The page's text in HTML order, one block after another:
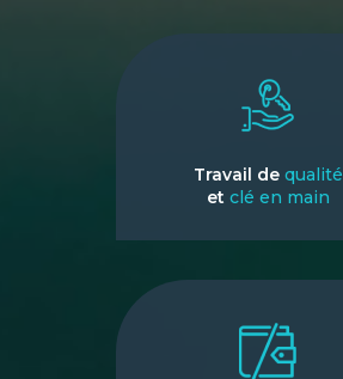
Travail de qualité
et clé en main